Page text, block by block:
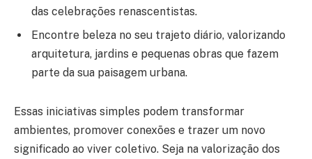
das celebrações renascentistas.
Encontre beleza no seu trajeto diário, valorizando
arquitetura, jardins e pequenas obras que fazem
parte da sua paisagem urbana.
Essas iniciativas simples podem transformar
ambientes, promover conexões e trazer um novo
significado ao viver coletivo. Seja na valorização dos